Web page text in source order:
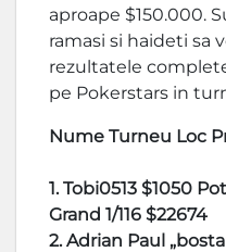
aproape $150.000.
ramasi si haideti sa
rezultatele
pe Pokerstars in
Nume Turneu Loc
1. Tobi0513 $1050
Grand 1/116 $22674
2. Adrian Paul